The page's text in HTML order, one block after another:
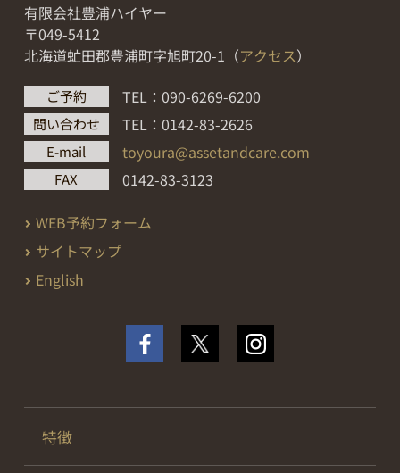
有限会社豊浦ハイヤー
〒049-5412
北海道虻田郡豊浦町字旭町20-1（アクセス）
ご予約 TEL：090-6269-6200
問い合わせ TEL：0142-83-2626
E-mail toyoura@assetandcare.com
FAX
0142-83-3123
WEB予約フォーム
サイトマップ
English
特徴